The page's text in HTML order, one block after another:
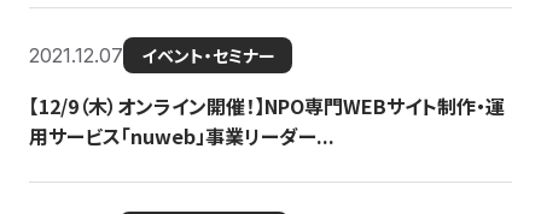
2021.12.07 イベント・セミナー
【12/9（木）オンライン開催！】NPO専門WEBサイト制作・運
用サービス「nuweb」事業リーダー...